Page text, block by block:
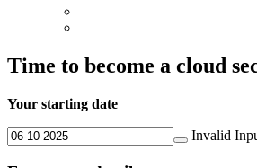
Time to become a cloud
Your starting date
Invalid